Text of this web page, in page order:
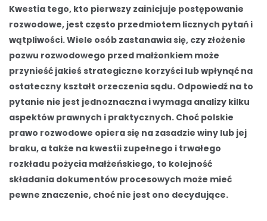
Kwestia tego, kto pierwszy zainicjuje postępowanie
rozwodowe, jest często przedmiotem licznych pytań i
wątpliwości. Wiele osób zastanawia się, czy złożenie
pozwu rozwodowego przed małżonkiem może
przynieść jakieś strategiczne korzyści lub wpłynąć na
ostateczny kształt orzeczenia sądu. Odpowiedź na to
pytanie nie jest jednoznaczna i wymaga analizy kilku
aspektów prawnych i praktycznych. Choć polskie
prawo rozwodowe opiera się na zasadzie winy lub jej
braku, a także na kwestii zupełnego i trwałego
rozkładu pożycia małżeńskiego, to kolejność
składania dokumentów procesowych może mieć
pewne znaczenie, choć nie jest ono decydujące.